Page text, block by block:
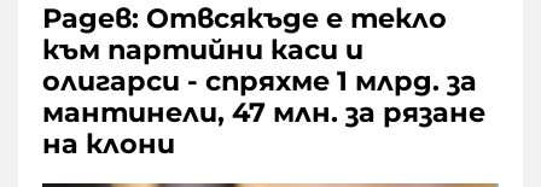
Радев: Отвсякъде е текло
към партийни каси и
олигарси - спряхме 1 млрд. за
мантинели, 47 млн. за рязане
на клони